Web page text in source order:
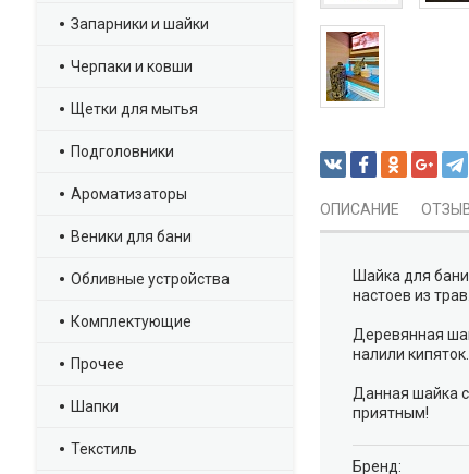
Запарники и шайки
Черпаки и ковши
Щетки для мытья
Подголовники
Ароматизаторы
Веники для бани
Обливные устройства
Комплектующие
Прочее
Шапки
Текстиль
ОПИСАНИЕ
Шайка для
настоев из трав.
Деревянная
налили
Данная шайка
приятным!
Брeнд: